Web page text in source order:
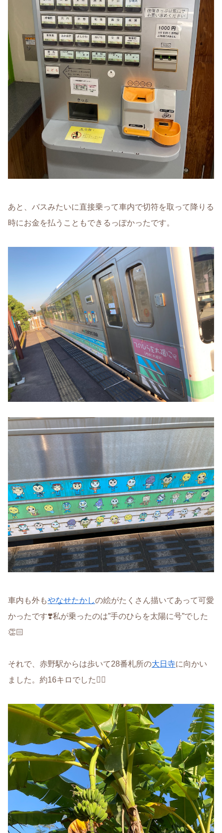
あと、バスみたいに直接乗って車内で切符を取って降りる
時にお金を払うこともできるっぽかったです。
車内も外もやなせたかしの絵がたくさん描いてあって可愛
かったです❣️私が乗ったのは”手のひらを太陽に号”でした
👏🏻
それで、赤野駅からは歩いて28番札所の大日寺に向かい
ました。約16キロでした✊🏻